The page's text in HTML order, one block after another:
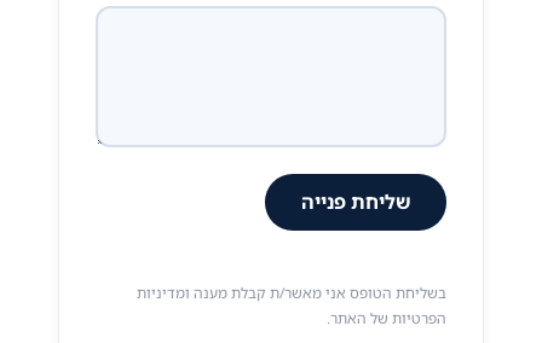
שליחת פנייה
בשליחת הטופס אני מאשר/ת קבלת מענה ומדיניות
הפרטיות של האתר.